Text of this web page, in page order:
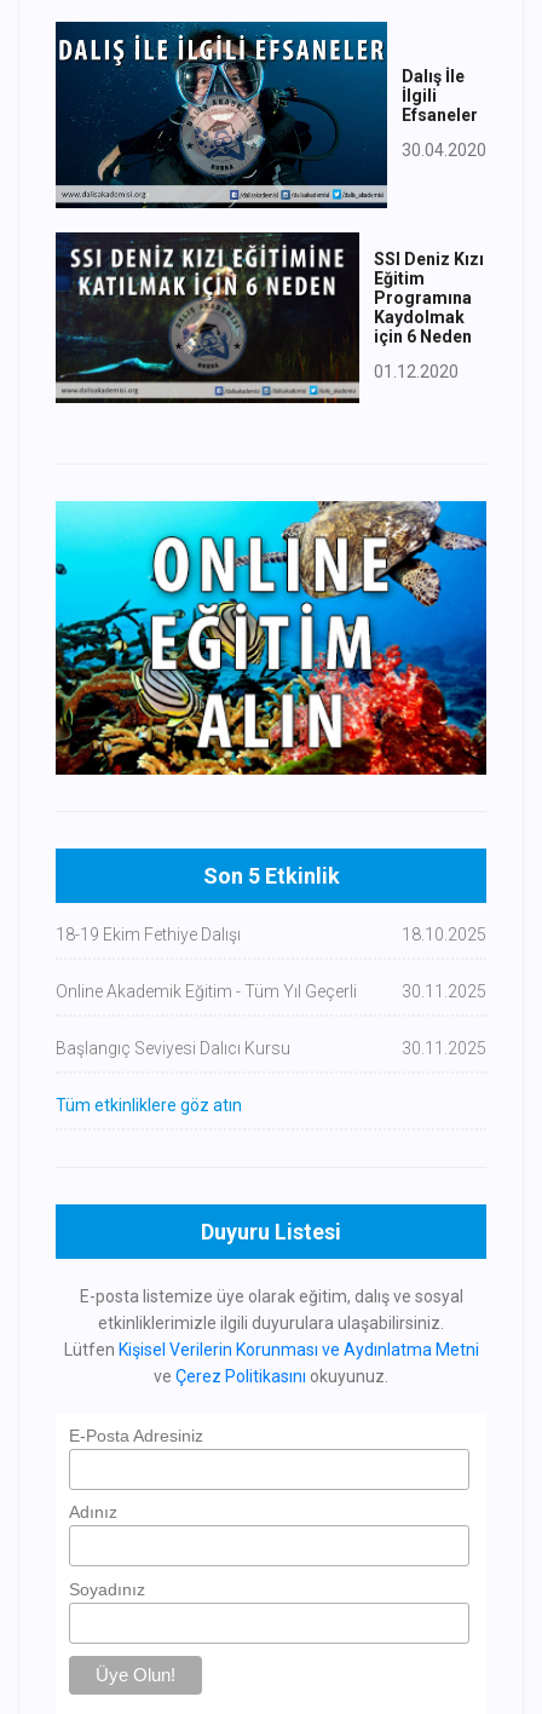
Dalış İle
İlgili
Efsaneler
30.04.2020
SSI Deniz Kızı
Eğitim
Programına
Kaydolmak
için 6 Neden
01.12.2020
Son 5 Etkinlik
18-19 Ekim Fethiye Dalışı 18.10.2025
Online Akademik Eğitim - Tüm Yıl Geçerli 30.11.2025
Başlangıç Seviyesi Dalıcı Kursu 30.11.2025
Tüm etkinliklere göz atın
Duyuru Listesi
E-posta listemize üye olarak eğitim, dalış ve sosyal
etkinliklerimizle ilgili duyurulara ulaşabilirsiniz.
Lütfen Kişisel Verilerin Korunması ve Aydınlatma Metni
ve Çerez Politikasını okuyunuz.
E-Posta Adresiniz
Adınız
Soyadınız